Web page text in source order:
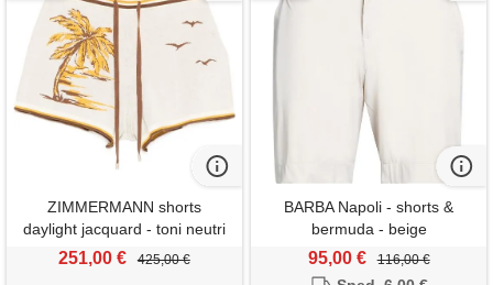
ZIMMERMANN shorts
daylight jacquard - toni neutri
251,00 € 425,00 €
BARBA Napoli - shorts &
bermuda - beige
95,00 € 116,00 €